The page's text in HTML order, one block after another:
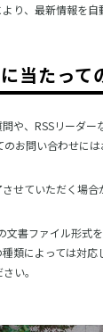
り、最新情報を
当たって
や、RSSリーダー
お問い合わせに
せていただく場合
文書ファイル形式
類によっては対
い。